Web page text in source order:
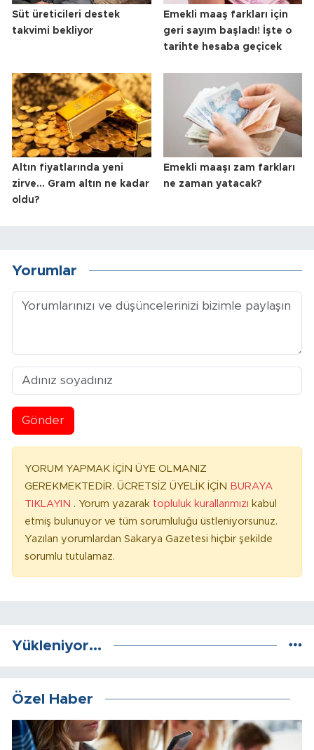
Süt üreticileri destek
takvimi bekliyor
Emekli maaş farkları için
geri sayım başladı! İşte o
tarihte hesaba geçicek
Altın fiyatlarında yeni
zirve... Gram altın ne kadar
oldu?
Emekli maaşı zam farkları
ne zaman yatacak?
Yorumlar
Gönder
YORUM YAPMAK İÇİN ÜYE OLMANIZ
GEREKMEKTEDİR. ÜCRETSİZ ÜYELİK İÇİN BURAYA
TIKLAYIN . Yorum yazarak topluluk kurallarımızı kabul
etmiş bulunuyor ve tüm sorumluluğu üstleniyorsunuz.
Yazılan yorumlardan Sakarya Gazetesi hiçbir şekilde
sorumlu tutulamaz.
Yükleniyor...
Özel Haber